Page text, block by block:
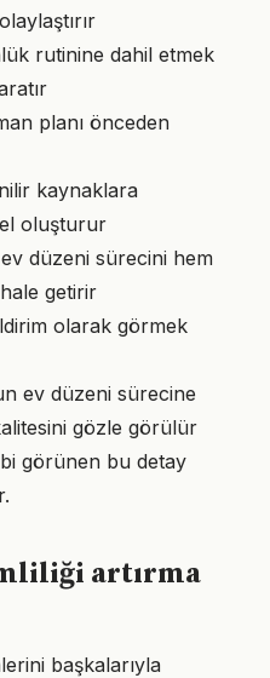
rutinine dahil etmek
planı önceden
kaynaklara
oluşturur
düzeni sürecini hem
getirir
olarak görmek
ev düzeni sürecine
gözle görülür
görünen bu detay
artırma
başkalarıyla